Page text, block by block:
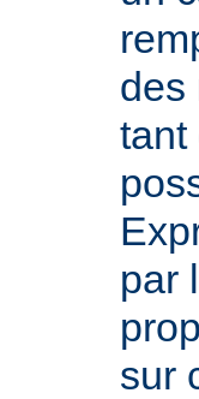
des
tant
par
sur